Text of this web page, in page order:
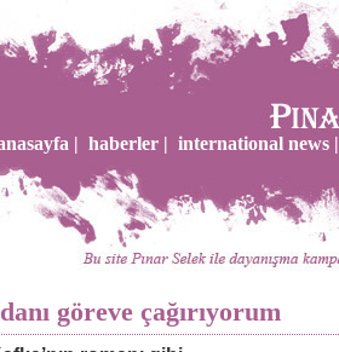
| haberler | international news |
göreve çağırıyorum